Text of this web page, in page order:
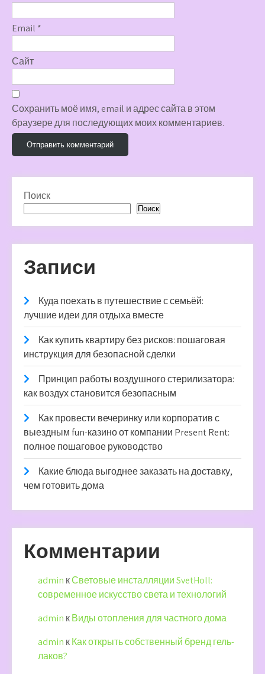
Email *
Сайт
Сохранить моё имя, email и адрес сайта в этом
браузере для последующих моих комментариев.
Поиск
Поиск
Записи
Куда поехать в путешествие с семьёй:
лучшие идеи для отдыха вместе
Как купить квартиру без рисков: пошаговая
инструкция для безопасной сделки
Принцип работы воздушного стерилизатора:
как воздух становится безопасным
Как провести вечеринку или корпоратив с
выездным fun-казино от компании Present Rent:
полное пошаговое руководство
Какие блюда выгоднее заказать на доставку,
чем готовить дома
Комментарии
admin кСветовые инсталляции SvetHoll:
современное искусство света и технологий
admin кВиды отопления для частного дома
admin кКак открыть собственный бренд гель-
лаков?